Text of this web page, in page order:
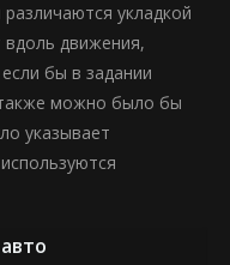
укладкой
вдоль движения,
бы в задании
также можно было бы
указывает